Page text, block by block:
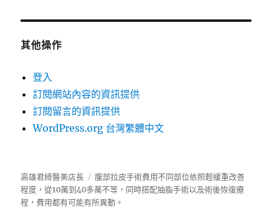
其他操作
登入
訂閱網站內容的資訊提供
訂閱留言的資訊提供
WordPress.org 台灣繁體中文
高雄君綺醫美店長
腹部拉皮手術費用不同部位依照輕緩重改善
程度，從10萬到40多萬不等，同時搭配抽脂手術以及術後恢復療
程，費用都有可能有所異動。